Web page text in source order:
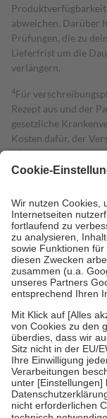
abweichen. Darüber
Prüfungen, die zu
Lieferfrist um die
verlängern.
4Für
Rezept aus und der
gesetzliche
Kosten dafür, der
mit.
Grundsätzlich leisten
höchstens zehn Euro.
Kosten der Leistung
Diese Regeln gelten
Bei Heilmitteln und
Zuzahlung zehn
Verordnung.
Um das Engagement
stärken und die
fallenkeine
• Kindern und
mit Ausnahme der
• Untersuchungen
GKV getragen werden
• empfohlenen
• Harn- und